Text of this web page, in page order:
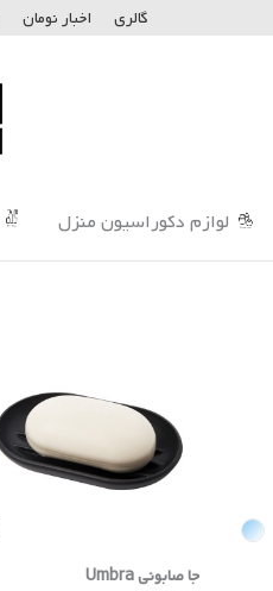
گالری اخبار نومان
لوازم دکوراسیون منزل
جا صابونی Umbra